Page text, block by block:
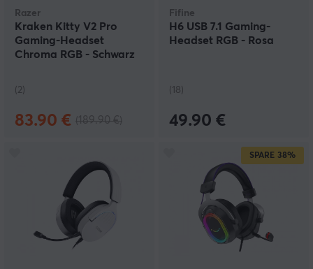
Razer
Kraken Kitty V2 Pro
Gaming-Headset
Chroma RGB - Schwarz
(2)
83.90 €
Fifine
H6 USB 7.1 Gaming-
Headset RGB - Rosa
(18)
49.90 €
SPARE 38%